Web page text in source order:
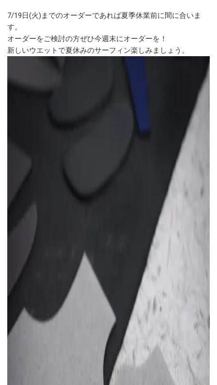
7/19日(火)までのオーダーであれば夏季休業前に間に合いま
す。
オーダーをご検討の方ぜひ今週末にオーダーを！
新しいウエットで夏休みのサーフィン楽しみましょう。